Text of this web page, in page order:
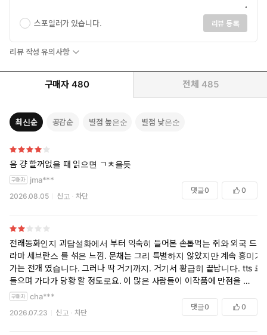
스포일러가 있습니다. 리뷰 등록
리뷰 작성 유의사항
구매자 480 전체 485
최신순 공감순 별점 높은순 별점 낮은순
음 걍 할꺼없을 때 읽으면 ㄱㅊ을듯
jma***
2026.08.05 신고 차단
댓글0 0
전래동화인지 괴담설화에서 부터 익숙히 들어본 손톱먹는 쥐와 외국 드
라마 세브란스 를 섞은 느낌. 문채는 그리 특별하지 않았지만 계속 흥미가
가는 전개 였습니다. 그러나 딱 거기까지. 거기서 황급히 끝납니다. tts 로
들으며 가다가 당황 할 정도로요. 이 많은 사람들이 이작품에 만점을 준건
정말 불가사이 하군요. 요즘 젊은 사람들 취향이 40분 정도의 짧은 괴담
cha***
2026.07.23 신고 차단
댓글0 0